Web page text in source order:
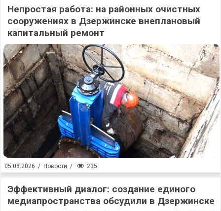
Непростая работа: на районных очистных
сооружениях в Дзержинске внеплановый
капитальный ремонт
05.08.2026 / Новости / 235
Эффективный диалог: создание единого
медиапространства обсудили в Дзержинске